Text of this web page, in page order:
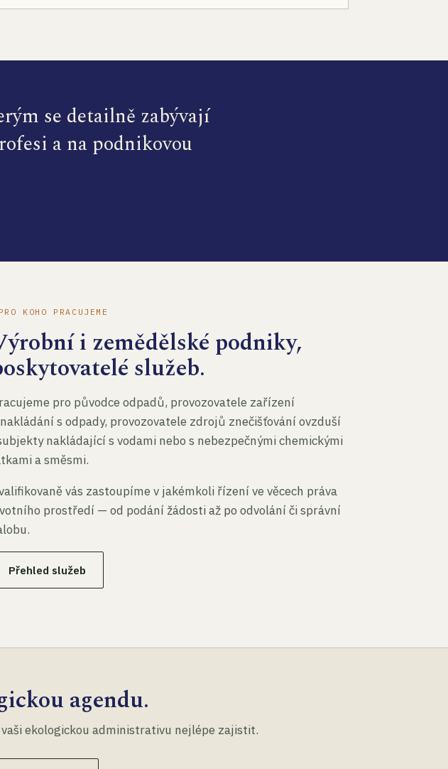
se detailně zabývají
a na podnikovou
PRO KOHO PRACUJEME
i zemědělské podniky,
služeb.
pro původce odpadů, provozovatele zařízení
s odpady, provozovatele zdrojů znečišťování ovzduší
nakládající s vodami nebo s nebezpečnými chemickými
a směsmi.
vás zastoupíme v jakémkoli řízení ve věcech práva
prostředí — od podání žádosti až po odvolání či správní
Přehled služeb
agendu.
ekologickou administrativu nejlépe zajistit.